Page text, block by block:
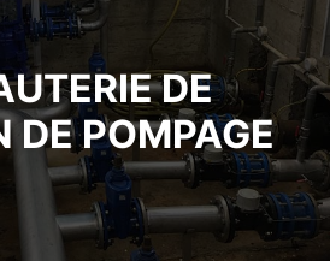
DE
DE POMPAGE